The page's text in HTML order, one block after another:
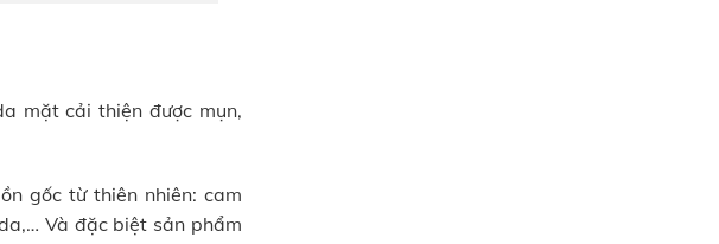
mặt cải thiện được mụn,
gốc từ thiên nhiên: cam
Và đặc biệt sản phẩm